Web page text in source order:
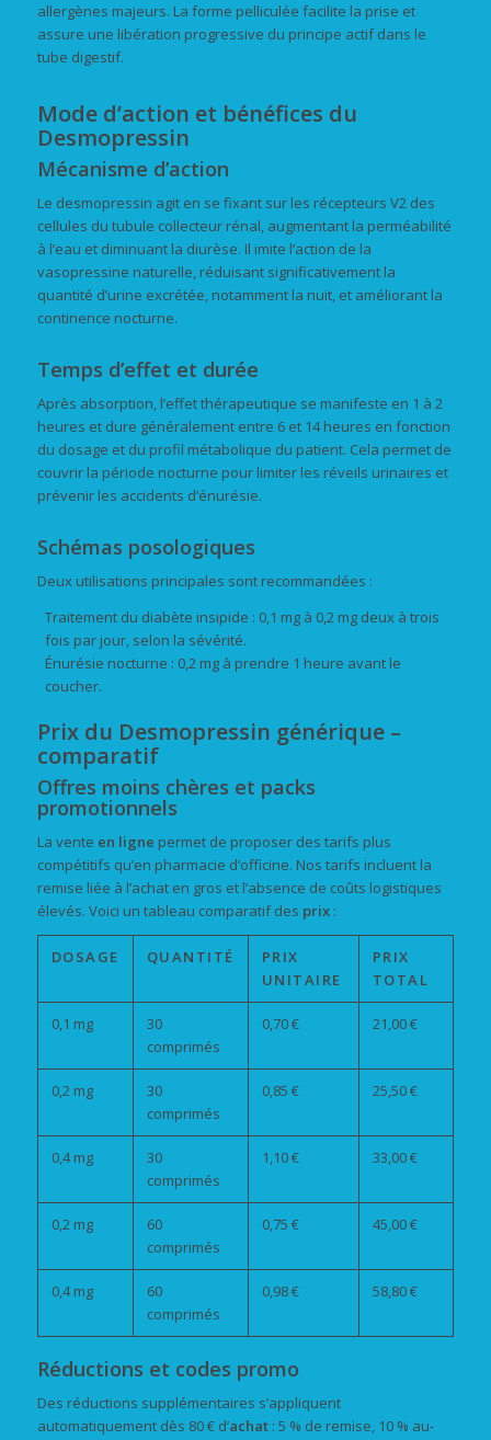
allergènes majeurs. La forme pelliculée facilite la prise et
assure une libération progressive du principe actif dans le
tube digestif.
Mode d’action et bénéfices du
Desmopressin
Mécanisme d’action
Le desmopressin agit en se fixant sur les récepteurs V2 des
cellules du tubule collecteur rénal, augmentant la perméabilité
à l’eau et diminuant la diurèse. Il imite l’action de la
vasopressine naturelle, réduisant significativement la
quantité d’urine excrétée, notamment la nuit, et améliorant la
continence nocturne.
Temps d’effet et durée
Après absorption, l’effet thérapeutique se manifeste en 1 à 2
heures et dure généralement entre 6 et 14 heures en fonction
du dosage et du profil métabolique du patient. Cela permet de
couvrir la période nocturne pour limiter les réveils urinaires et
prévenir les accidents d’énurésie.
Schémas posologiques
Deux utilisations principales sont recommandées :
Traitement du diabète insipide : 0,1 mg à 0,2 mg deux à trois
fois par jour, selon la sévérité.
Énurésie nocturne : 0,2 mg à prendre 1 heure avant le
coucher.
Prix du Desmopressin générique –
comparatif
Offres moins chères et packs
promotionnels
La vente en ligne permet de proposer des tarifs plus
compétitifs qu’en pharmacie d’officine. Nos tarifs incluent la
remise liée à l’achat en gros et l’absence de coûts logistiques
élevés. Voici un tableau comparatif des prix:
DOSAGE QUANTITÉ
PRIX
UNITAIRE
PRIX
TOTAL
0,1 mg
30
comprimés
0,70 € 21,00 €
0,2 mg
30
comprimés
0,85 € 25,50 €
0,4 mg
30
comprimés
1,10 € 33,00 €
0,2 mg
60
comprimés
0,75 € 45,00 €
0,4 mg
60
comprimés
0,98 € 58,80 €
Réductions et codes promo
Des réductions supplémentaires s’appliquent
automatiquement dès 80 € d’achat: 5 % de remise, 10 % au-